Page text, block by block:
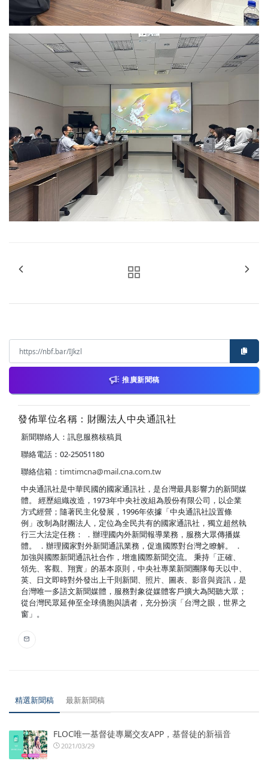
推廣新聞稿
發佈單位名稱：財團法人中央通訊社
新聞聯絡人：訊息服務核稿員
聯絡電話：02-25051180
聯絡信箱： timtimcna@mail.cna.com.tw
中央通訊社是中華民國的國家通訊社，是台灣最具影響力的新聞媒
體。 經歷組織改造，1973年中央社改組為股份有限公司，以企業
方式經營；隨著民主化發展，1996年依據「中央通訊社設置條
例」改制為財團法人，定位為全民共有的國家通訊社，獨立超然執
行三大法定任務： ．辦理國內外新聞報導業務，服務大眾傳播媒
體。 ．辦理國家對外新聞通訊業務，促進國際對台灣之瞭解。 ．
加強與國際新聞通訊社合作，增進國際新聞交流。 秉持「正確、
領先、客觀、翔實」的基本原則，中央社專業新聞團隊每天以中、
英、日文即時對外發出上千則新聞、照片、圖表、影音與資訊，是
台灣唯一多語文新聞媒體，服務對象從媒體客戶擴大為閱聽大眾；
從台灣民眾延伸至全球僑胞與讀者，充分扮演「台灣之眼，世界之
窗」。
精選新聞稿 最新新聞稿
FLOC唯一基督徒專屬交友APP，基督徒的新福音
2021/03/29